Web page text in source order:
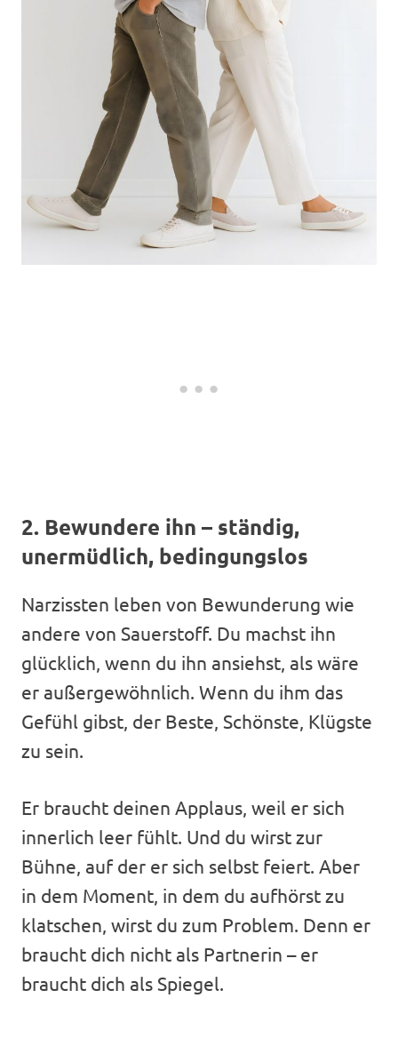
2. Bewundere ihn – ständig,
unermüdlich, bedingungslos
Narzissten leben von Bewunderung wie
andere von Sauerstoff. Du machst ihn
glücklich, wenn du ihn ansiehst, als wäre
er außergewöhnlich. Wenn du ihm das
Gefühl gibst, der Beste, Schönste, Klügste
zu sein.
Er braucht deinen Applaus, weil er sich
innerlich leer fühlt. Und du wirst zur
Bühne, auf der er sich selbst feiert. Aber
in dem Moment, in dem du aufhörst zu
klatschen, wirst du zum Problem. Denn er
braucht dich nicht als Partnerin – er
braucht dich als Spiegel.